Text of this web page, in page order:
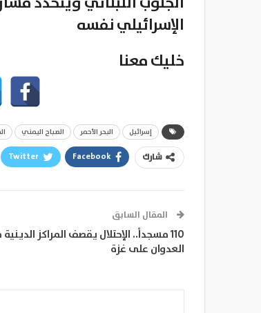
الإسرائيلي نفسه
خليك معنا
إسرائيل البحر الأحمر الصباح اليمني
شارك Facebook
Twitter
المقال السابق
110 مسجداً.. الإحتلال يقصف المراكز
العدوان على غزة